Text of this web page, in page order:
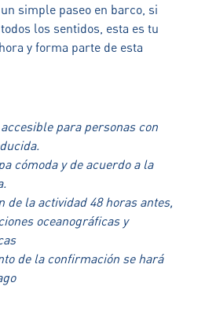
simple paseo en barco, si
los sentidos, esta es tu
y forma parte de esta
para personas con
cómoda y de acuerdo a la
de la actividad 48 horas antes,
oceanográficas y
de la confirmación se hará